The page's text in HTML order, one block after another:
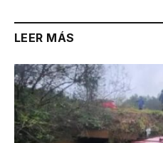
LEER MÁS